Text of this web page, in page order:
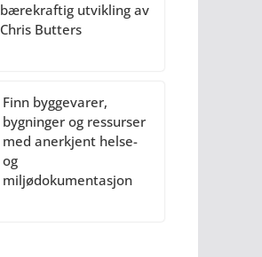
bærekraftig utvikling av
Chris Butters
Finn byggevarer,
bygninger og ressurser
med anerkjent helse-
og
miljødokumentasjon